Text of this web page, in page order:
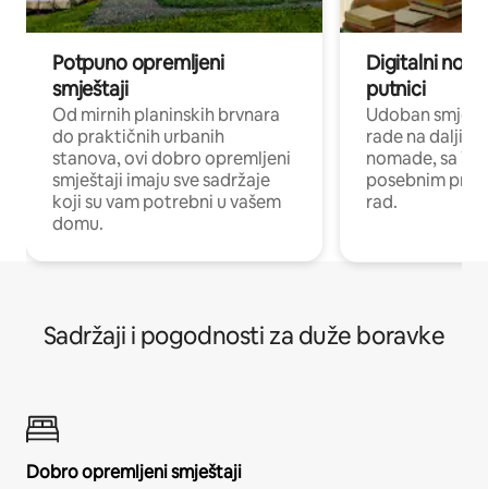
Potpuno opremljeni
smještaji
Od mirnih planinskih brvnara
do praktičnih urbanih
stanova, ovi dobro opremljeni
smještaji imaju sve sadržaje
koji su vam potrebni u vašem
domu.
Digitalni
putnici
Udoban
rade na
nomade, sa
posebnim
rad.
Sadržaji i pogodnosti za duže boravke
Dobro opremljeni smještaji